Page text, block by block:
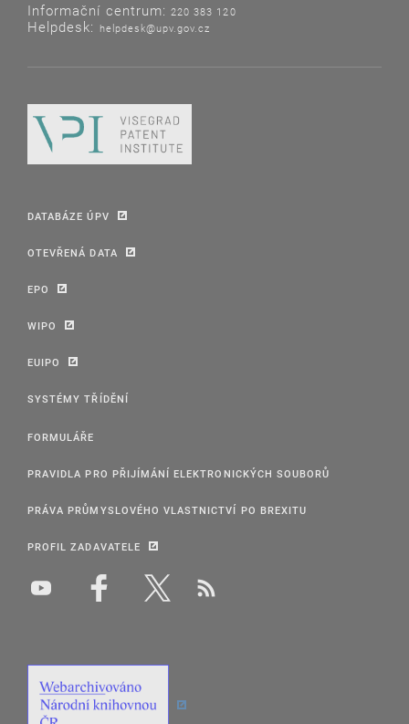
Informační centrum: 220 383 120
Helpdesk: helpdesk@upv.gov.cz
DATABÁZE ÚPV
OTEVŘENÁ DATA
EPO
WIPO
EUIPO
SYSTÉMY TŘÍDĚNÍ
FORMULÁŘE
PRAVIDLA PRO PŘIJÍMÁNÍ ELEKTRONICKÝCH SOUBORŮ
PRÁVA PRŮMYSLOVÉHO VLASTNICTVÍ PO BREXITU
PROFIL ZADAVATELE